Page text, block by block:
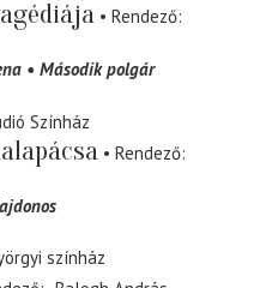
Rendező
Második polgár
Színház
Rendező
színház